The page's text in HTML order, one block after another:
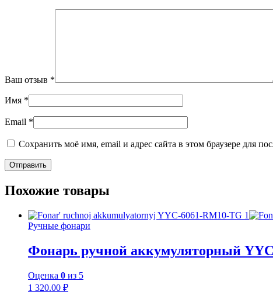
Ваш отзыв *
Имя *
Email *
Сохранить моё имя, email и адрес сайта в этом браузере для
Похожие товары
Ручные фонари
Фонарь ручной аккумуляторный
Оценка 0 из 5
1 320.00 ₽